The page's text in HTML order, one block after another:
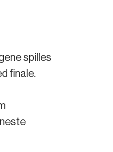
spilles
finale.